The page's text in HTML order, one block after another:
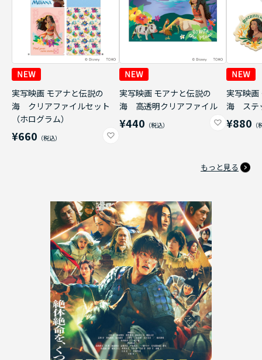
実写映画 モアナと伝説の
海 クリアファイルセット
（ホログラム）
¥660
実写映画 モアナと伝説の
海 高透明クリアファイル
¥440
実写映画
海 ステ
¥880
もっと見る